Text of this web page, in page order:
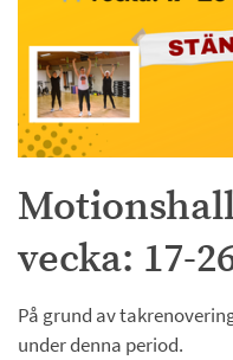
vecka: 17-
På grund av
under denna period.